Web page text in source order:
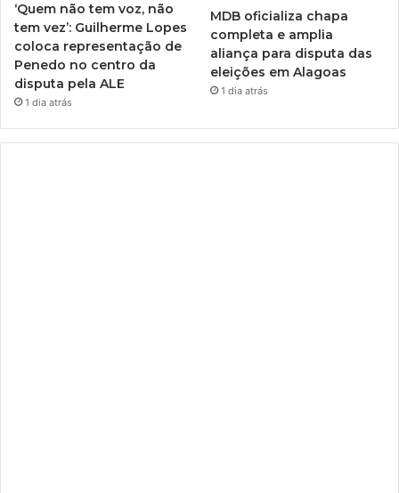
‘Quem não tem voz, não
tem vez’: Guilherme Lopes
coloca representação de
Penedo no centro da
disputa pela ALE
1 dia atrás
MDB oficializa chapa
completa e amplia
aliança para disputa das
eleições em Alagoas
1 dia atrás